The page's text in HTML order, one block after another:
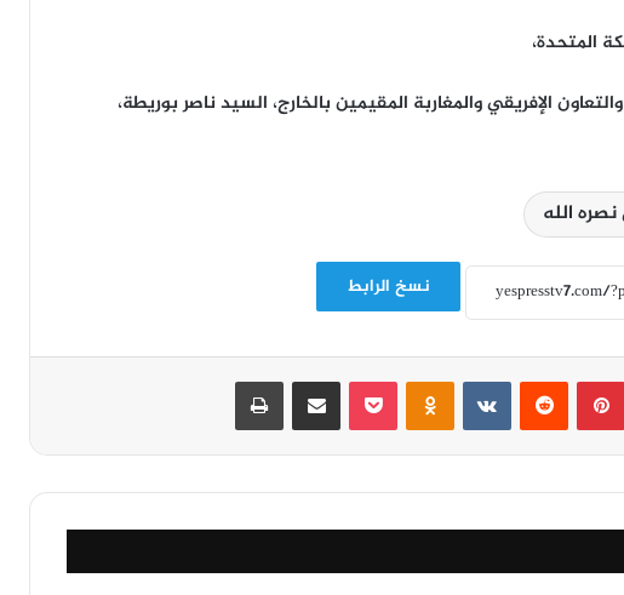
المتحدة،
الإفريقي والمغاربة المقيمين بالخارج، السيد ناصر بوريطة،
الله
نسخ الرابط
بينتيريست مشاركة عبر البريد